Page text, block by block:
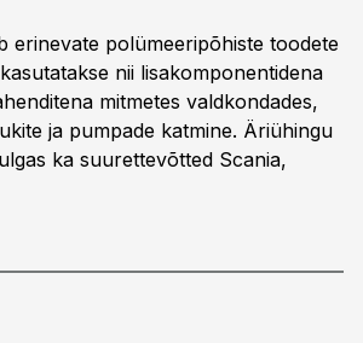
erinevate polümeeripõhiste toodete
nii lisakomponentidena
mitmetes valdkondades,
ja pumpade katmine. Äriühingu
ka suurettevõtted Scania,